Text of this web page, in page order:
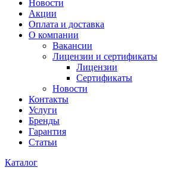
Новости
Акции
Оплата и доставка
О компании
Вакансии
Лицензии и сертификаты
Лицензии
Сертификаты
Новости
Контакты
Услуги
Бренды
Гарантия
Статьи
Каталог